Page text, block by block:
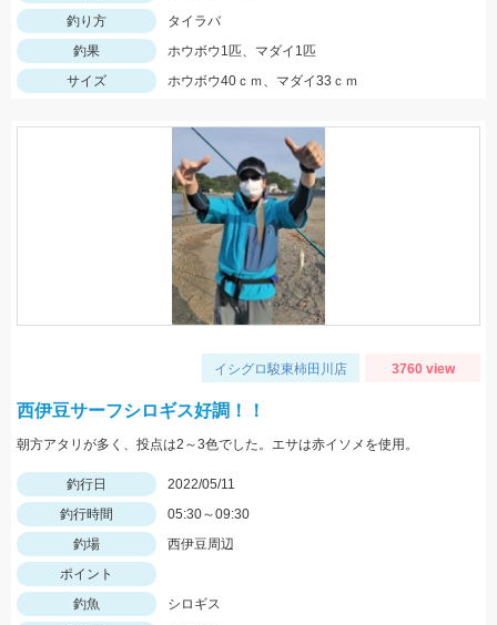
釣り方
タイラバ
釣果
ホウボウ1匹、マダイ1匹
サイズ
ホウボウ40ｃｍ、マダイ33ｃｍ
イシグロ駿東柿田川店 3760 view
西伊豆サーフシロギス好調！！
朝方アタリが多く、投点は2～3色でした。エサは赤イソメを使用。
釣行日
2022/05/11
釣行時間
05:30～09:30
釣場
西伊豆周辺
ポイント
釣魚
シロギス